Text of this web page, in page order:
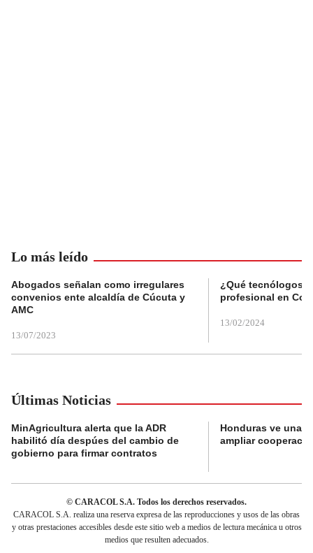
Lo más leído
Abogados señalan como irregulares
convenios ente alcaldía de Cúcuta y
AMC
13/07/2023
¿Qué tecnólogos
profesional en
13/02/2024
Últimas Noticias
MinAgricultura alerta que la ADR
habilitó día despúes del cambio de
gobierno para firmar contratos
Honduras ve una
ampliar
© CARACOL S.A. Todos los derechos reservados.
CARACOL S.A. realiza una reserva expresa de las reproducciones y usos de las obras
y otras prestaciones accesibles desde este sitio web a medios de lectura mecánica u otros
medios que resulten adecuados.